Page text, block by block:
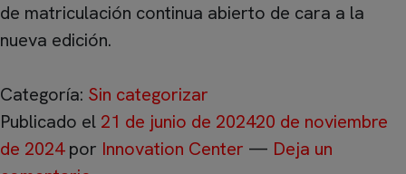
de matriculación continua abierto de cara a la
nueva edición.
Categoría: Sin categorizar
Publicado el 21 de junio de 202420 de noviembre
de 2024 por Innovation Center — Deja un